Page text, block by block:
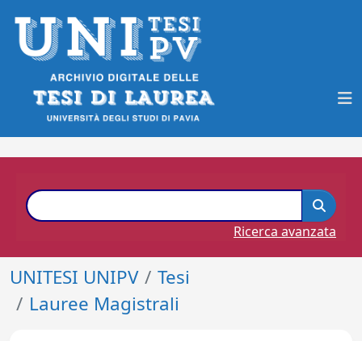
Ricerca avanzata
UNITESI UNIPV
Tesi
Lauree Magistrali